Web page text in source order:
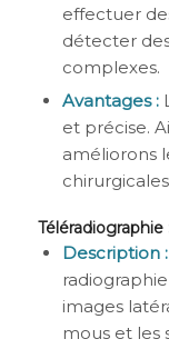
effectuer
détecter
complexes.
Avantages :
et précise.
améliorons
Téléradiographie
Description :
images
mous et les